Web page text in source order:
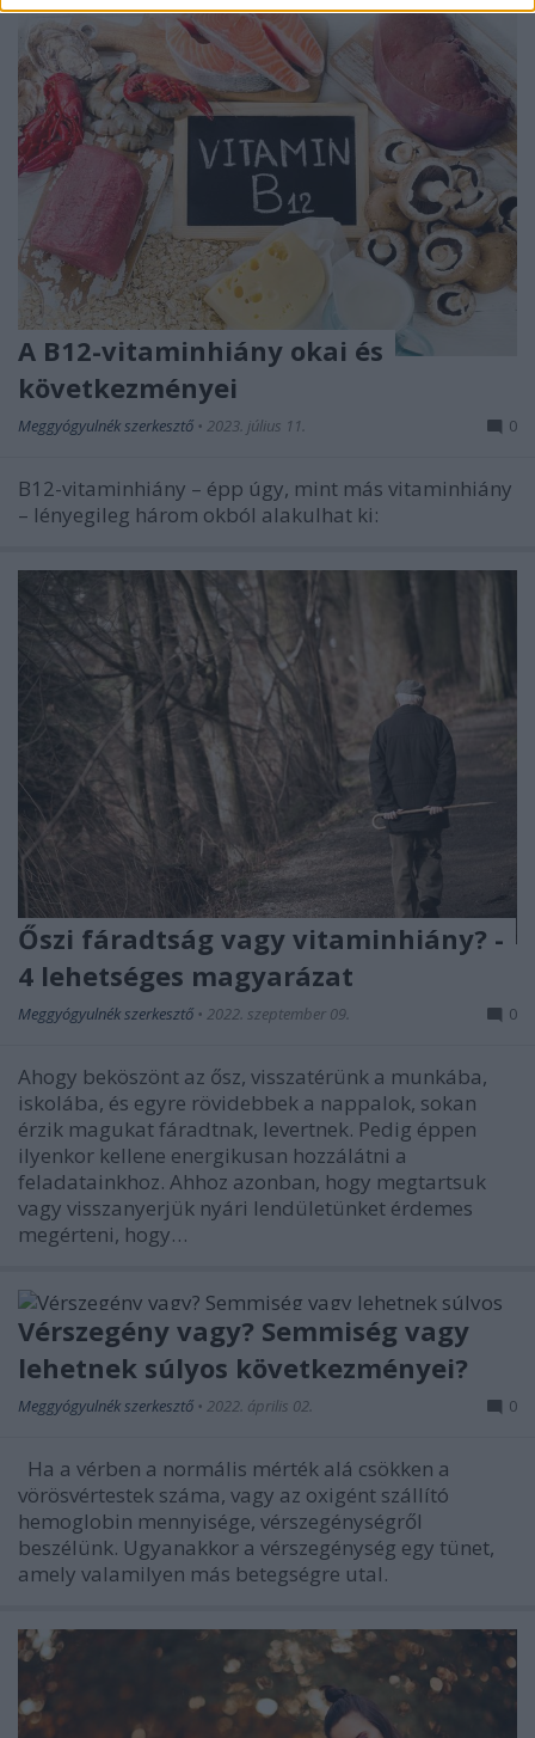
A B12-vitaminhiány okai és
következményei
Meggyógyulnék szerkesztő • 2023. július 11. 0
B12-vitaminhiány – épp úgy, mint más vitaminhiány
– lényegileg három okból alakulhat ki:
Őszi fáradtság vagy vitaminhiány? -
4 lehetséges magyarázat
Meggyógyulnék szerkesztő • 2022. szeptember 09. 0
Ahogy beköszönt az ősz, visszatérünk a munkába,
iskolába, és egyre rövidebbek a nappalok, sokan
érzik magukat fáradtnak, levertnek. Pedig éppen
ilyenkor kellene energikusan hozzálátni a
feladatainkhoz. Ahhoz azonban, hogy megtartsuk
vagy visszanyerjük nyári lendületünket érdemes
megérteni, hogy…
Vérszegény vagy? Semmiség vagy
lehetnek súlyos következményei?
Meggyógyulnék szerkesztő • 2022. április 02. 0
Ha a vérben a normális mérték alá csökken a
vörösvértestek száma, vagy az oxigént szállító
hemoglobin mennyisége, vérszegénységről
beszélünk. Ugyanakkor a vérszegénység egy tünet,
amely valamilyen más betegségre utal.